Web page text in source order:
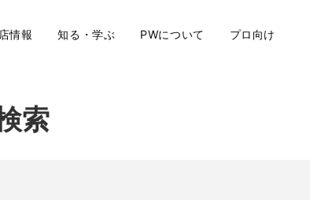
情報 知る・学ぶ PWについて プロ向け
索